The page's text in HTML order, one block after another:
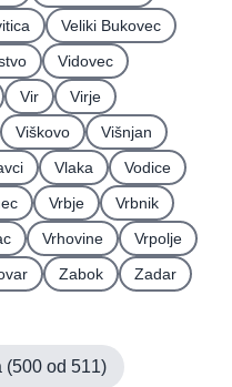
Veliki Bukovec
Vidovec
Vir
Virje
Viškovo
Višnjan
Vlaka
Vodice
Vrbje
Vrbnik
Vrhovine
Vrpolje
Zabok
Zadar
(500 od 511)